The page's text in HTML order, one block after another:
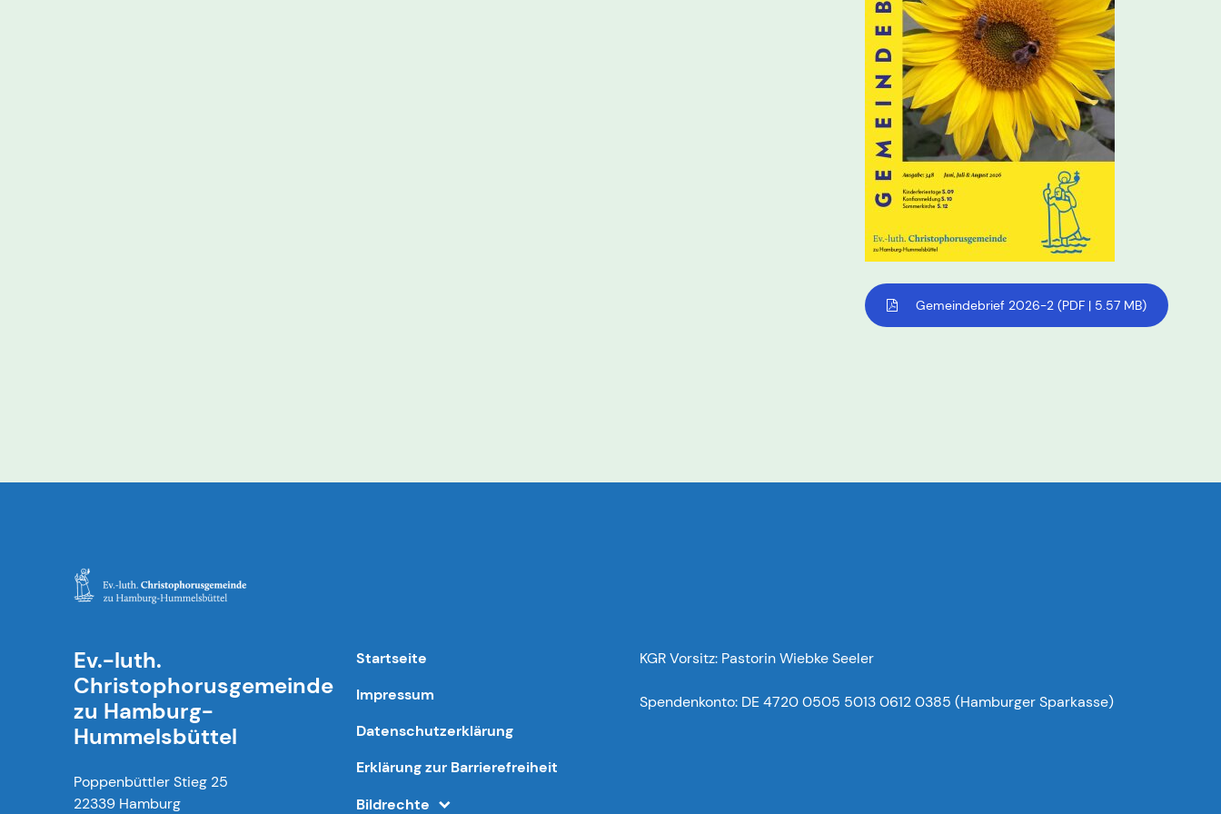
Gemeindebrief 2026-2 (PDF | 5.57 MB)
Ev.-luth.
Christophorusgemeinde
zu Hamburg-
Hummelsbüttel
Poppenbüttler Stieg 25
22339 Hamburg
Startseite
Impressum
Datenschutzerklärung
Erklärung zur Barrierefreiheit
Bildrechte
KGR Vorsitz: Pastorin Wiebke Seeler
Spendenkonto: DE 4720 0505 5013 0612 0385 (Hamburger Sparkasse)